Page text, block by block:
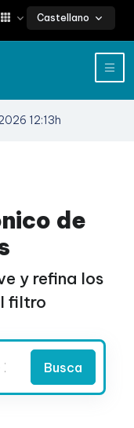
Castellano
12:13h
de
y refina los
filtro
Busca